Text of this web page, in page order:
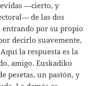
—cierto, y
de las dos
entrando por su propio
decirlo suavemente,
la respuesta es la
amigo. Euskadiko
pesetas, un pastón, y